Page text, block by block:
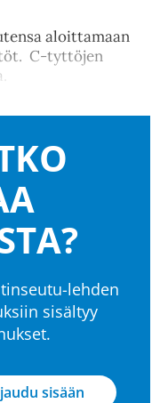
aloittamaan
C-tyttöjen
lehden
sisältyy
sisään